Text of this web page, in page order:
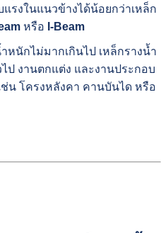
รงในแนวข้างได้น้อยกว่าเหล็ก
หรือ I-Beam
นักไม่มากเกินไป เหล็กรางน้ำ
ป งานตกแต่ง และงานประกอบ
ช่น โครงหลังคา คานบันได หรือ